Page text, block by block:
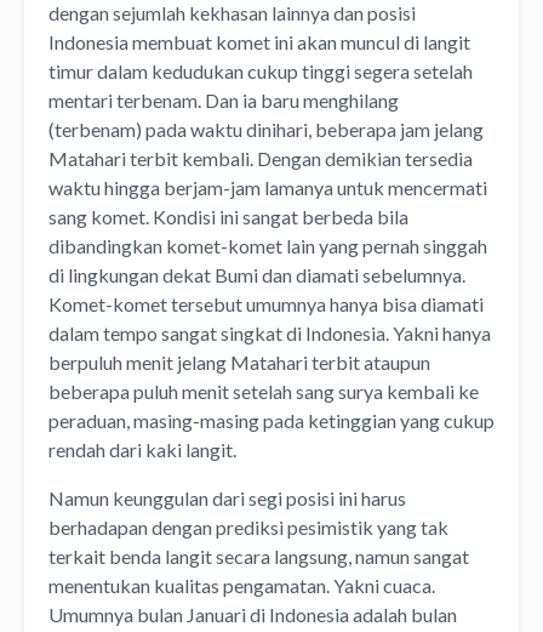
dengan sejumlah kekhasan lainnya dan posisi
Indonesia membuat komet ini akan muncul di langit
timur dalam kedudukan cukup tinggi segera setelah
mentari terbenam. Dan ia baru menghilang
(terbenam) pada waktu dinihari, beberapa jam jelang
Matahari terbit kembali. Dengan demikian tersedia
waktu hingga berjam-jam lamanya untuk mencermati
sang komet. Kondisi ini sangat berbeda bila
dibandingkan komet-komet lain yang pernah singgah
di lingkungan dekat Bumi dan diamati sebelumnya.
Komet-komet tersebut umumnya hanya bisa diamati
dalam tempo sangat singkat di Indonesia. Yakni hanya
berpuluh menit jelang Matahari terbit ataupun
beberapa puluh menit setelah sang surya kembali ke
peraduan, masing-masing pada ketinggian yang cukup
rendah dari kaki langit.
Namun keunggulan dari segi posisi ini harus
berhadapan dengan prediksi pesimistik yang tak
terkait benda langit secara langsung, namun sangat
menentukan kualitas pengamatan. Yakni cuaca.
Umumnya bulan Januari di Indonesia adalah bulan